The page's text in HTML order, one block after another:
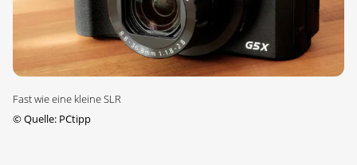
Fast wie eine kleine SLR
©Quelle: PCtipp